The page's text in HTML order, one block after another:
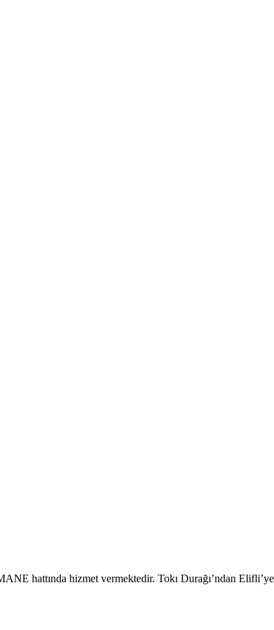
hattında hizmet vermektedir. Tokı Durağı’ndan